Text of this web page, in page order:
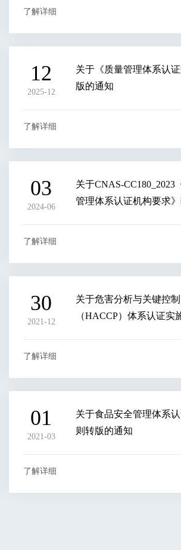
了解详细
12
2025-12
关于《质量管理体系认
版的通知
了解详细
03
2024-06
关于CNAS-CC180_2023
管理体系认证机构要求》
了解详细
30
2021-12
关于危害分析与关键控
（HACCP）体系认证实
了解详细
01
2021-03
关于食品安全管理体系
则转版的通知
了解详细